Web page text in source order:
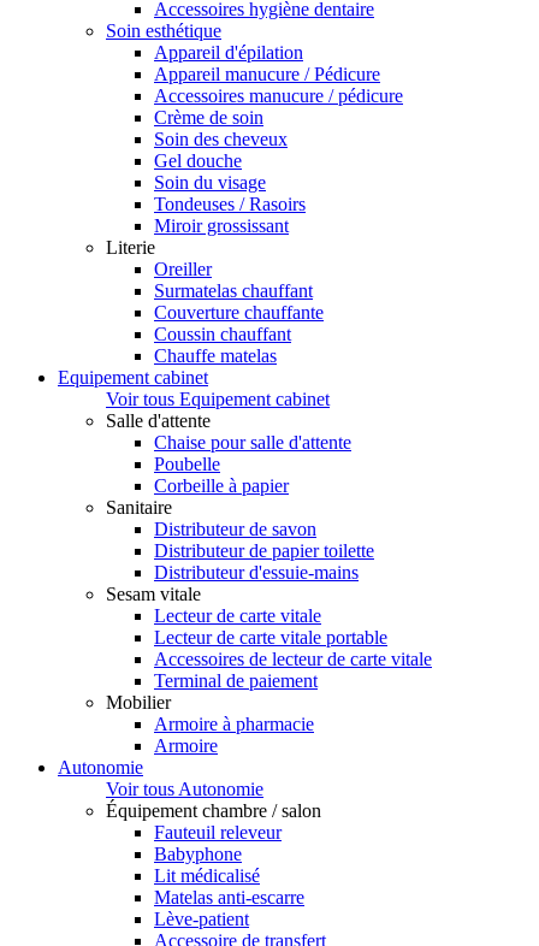
Accessoires hygiène dentaire
Soin esthétique
Appareil d'épilation
Appareil manucure / Pédicure
Accessoires manucure / pédicure
Crème de soin
Soin des cheveux
Gel douche
Soin du visage
Tondeuses / Rasoirs
Miroir grossissant
Literie
Oreiller
Surmatelas chauffant
Couverture chauffante
Coussin chauffant
Chauffe matelas
Equipement cabinet
Voir tous Equipement cabinet
Salle d'attente
Chaise pour salle d'attente
Poubelle
Corbeille à papier
Sanitaire
Distributeur de savon
Distributeur de papier toilette
Distributeur d'essuie-mains
Sesam vitale
Lecteur de carte vitale
Lecteur de carte vitale portable
Accessoires de lecteur de carte vitale
Terminal de paiement
Mobilier
Armoire à pharmacie
Armoire
Autonomie
Voir tous Autonomie
Équipement chambre / salon
Fauteuil releveur
Babyphone
Lit médicalisé
Matelas anti-escarre
Lève-patient
Accessoire de transfert